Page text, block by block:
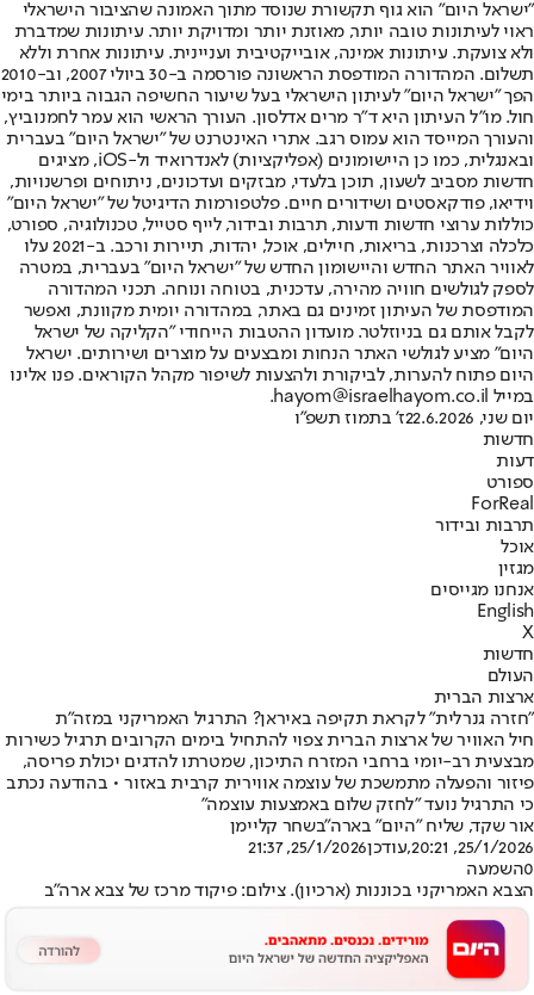
"ישראל היום" הוא גוף תקשורת שנוסד מתוך האמונה שהציבור הישראלי
ראוי לעיתונות טובה יותר, מאוזנת יותר ומדויקת יותר. עיתונות שמדברת
ולא צועקת. עיתונות אמינה, אובייקטיבית ועניינית. עיתונות אחרת וללא
תשלום. המהדורה המודפסת הראשונה פורסמה ב-30 ביולי 2007, וב-2010
הפך "ישראל היום" לעיתון הישראלי בעל שיעור החשיפה הגבוה ביותר בימי
חול. מו"ל העיתון היא ד"ר מרים אדלסון. העורך הראשי הוא עמר לחמנוביץ,
והעורך המייסד הוא עמוס רגב. אתרי האינטרנט של "ישראל היום" בעברית
ובאנגלית, כמו כן היישומונים (אפליקציות) לאנדרואיד ול-iOS, מציגים
חדשות מסביב לשעון, תוכן בלעדי, מבזקים ועדכונים, ניתוחים ופרשנויות,
וידיאו, פודקאסטים ושידורים חיים. פלטפורמות הדיגיטל של "ישראל היום"
כוללות ערוצי חדשות ודעות, תרבות ובידור, לייף סטייל, טכנולוגיה, ספורט,
כלכלה וצרכנות, בריאות, חיילים, אוכל, יהדות, תיירות ורכב. ב-2021 עלו
לאוויר האתר החדש והיישומון החדש של "ישראל היום" בעברית, במטרה
לספק לגולשים חוויה מהירה, עדכנית, בטוחה ונוחה. תכני המהדורה
המודפסת של העיתון זמינים גם באתר, במהדורה יומית מקוונת, ואפשר
לקבל אותם גם בניוזלטר. מועדון ההטבות הייחודי "הקליקה של ישראל
היום" מציע לגולשי האתר הנחות ומבצעים על מוצרים ושירותים. ישראל
היום פתוח להערות, לביקורת ולהצעות לשיפור מקהל הקוראים. פנו אלינו
במייל hayom@israelhayom.co.il.
יום שני, 22.6.2026
ז' בתמוז תשפ"ו
חדשות
דעות
ספורט
ForReal
תרבות ובידור
אוכל
מגזין
אנחנו מגייסים
English
X
חדשות
העולם
ארצות הברית
"חזרה גנרלית" לקראת תקיפה באיראן? התרגיל האמריקני במזה"ת
חיל האוויר של ארצות הברית צפוי להתחיל בימים הקרובים תרגיל כשירות
מבצעית רב-יומי ברחבי המזרח התיכון, שמטרתו להדגים יכולת פריסה,
פיזור והפעלה מתמשכת של עוצמה אווירית קרבית באזור • בהודעה נכתב
כי התרגיל נועד "לחזק שלום באמצעות עוצמה"
אור שקד, שליח "היום" בארה"בשחר קליימן
25/1/2026, 20:21
,עודכן25/1/2026, 21:37
0השמעה
הצבא האמריקני בכוננות (ארכיון). צילום: פיקוד מרכז של צבא ארה"ב